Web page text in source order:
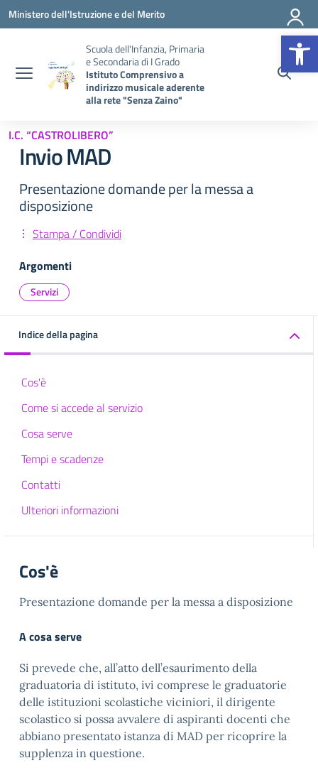
Vai ai contenuti
Vai al menu di navigazione
Vai al footer
Ministero dell'Istruzione e del Merito
Scuola dell'Infanzia, Primaria
e Secondaria di I Grado
Istituto Comprensivo a
indirizzo musicale aderente
alla rete "Senza Zaino"
I.C. “CASTROLIBERO”
Invio MAD
Presentazione domande per la messa a
disposizione
Stampa / Condividi
Argomenti
Servizi
Indice della pagina
Cos'è
Come si accede al servizio
Cosa serve
Tempi e scadenze
Contatti
Ulteriori informazioni
Cos'è
Presentazione domande per la messa a disposizione
A cosa serve
Si prevede che, all’atto dell’esaurimento della
graduatoria di istituto, ivi comprese le graduatorie
delle istituzioni scolastiche viciniori, il dirigente
scolastico si possa avvalere di aspiranti docenti che
abbiano presentato istanza di MAD per ricoprire la
supplenza in questione.